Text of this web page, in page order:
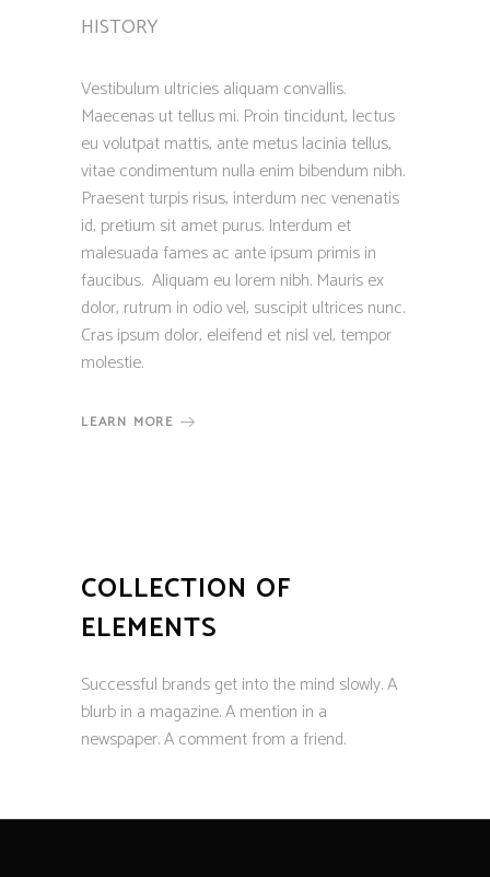
HISTORY
Vestibulum ultricies aliquam convallis.
Maecenas ut tellus mi. Proin tincidunt, lectus
eu volutpat mattis, ante metus lacinia tellus,
vitae condimentum nulla enim bibendum nibh.
Praesent turpis risus, interdum nec venenatis
id, pretium sit amet purus. Interdum et
malesuada fames ac ante ipsum primis in
faucibus. Aliquam eu lorem nibh. Mauris ex
dolor, rutrum in odio vel, suscipit ultrices nunc.
Cras ipsum dolor, eleifend et nisl vel, tempor
molestie.
LEARN MORE
COLLECTION OF
ELEMENTS
Successful brands get into the mind slowly. A
blurb in a magazine. A mention in a
newspaper. A comment from a friend.